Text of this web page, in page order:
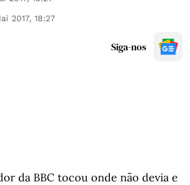
2017, 18:27
Siga-nos
da BBC tocou onde não devia e